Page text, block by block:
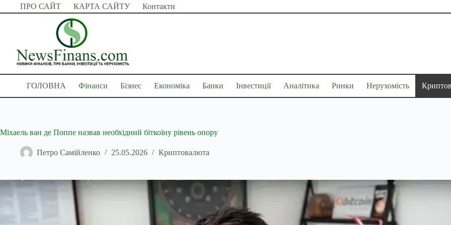
Перейти
до
ПРО САЙТ КАРТА САЙТУ Контакти
ГОЛОВНА Фінанси Бізнес Економіка Банки Інвестиції Аналітика Ринки Нерухомість
Міхаель ван де Поппе назвав необхідний біткоїну рівень опору
Петро Самійленко 25.05.2026 Криптовалюта